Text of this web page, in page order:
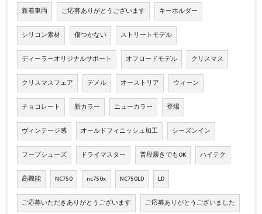
新着車両 ご応募ありがとうございます キーホルダー
シリコン素材 傷つかない ストリートモデル
ディーラーオリジナルサポート オフロードモデル クリスマス
クリスマスフェア デメル オーストリア ウィーン
チョコレート 新カラー ニューカラー 登場
ヴィンテージ感 オールドフィニッシュ加工 シーズンイン
フープシューズ ドライマスター 普段履きでもOK ハイテク
高機能 NC750 nc750x NC750LD LD
ご応募いただきありがとうございます ご応募ありがとうございました